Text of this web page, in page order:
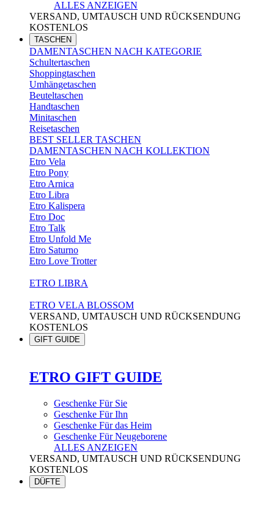
ALLES ANZEIGEN
VERSAND, UMTAUSCH UND RÜCKSENDUNG
KOSTENLOS
TASCHEN
DAMENTASCHEN NACH KATEGORIE
Schultertaschen
Shoppingtaschen
Umhängetaschen
Beuteltaschen
Handtaschen
Minitaschen
Reisetaschen
BEST SELLER TASCHEN
DAMENTASCHEN NACH KOLLEKTION
Etro Vela
Etro Pony
Etro Arnica
Etro Libra
Etro Kalispera
Etro Doc
Etro Talk
Etro Unfold Me
Etro Saturno
Etro Love Trotter
ETRO LIBRA
ETRO VELA BLOSSOM
VERSAND, UMTAUSCH UND RÜCKSENDUNG
KOSTENLOS
GIFT GUIDE
ETRO GIFT GUIDE
Geschenke Für Sie
Geschenke Für Ihn
Geschenke Für das Heim
Geschenke Für Neugeborene
ALLES ANZEIGEN
VERSAND, UMTAUSCH UND RÜCKSENDUNG
KOSTENLOS
DÜFTE